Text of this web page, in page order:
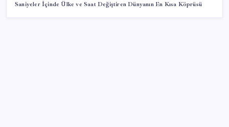
Saniyeler İçinde Ülke ve Saat Değiştiren Dünyanın En Kısa Köprüsü